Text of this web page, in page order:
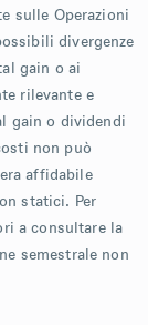
sulle Operazioni
divergenze
gain o ai
rilevante e
gain o dividendi
non può
affidabile
statici. Per
a consultare la
semestrale non